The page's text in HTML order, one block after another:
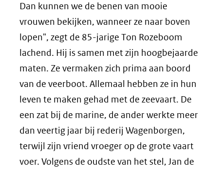
Dan kunnen we de benen van mooie
vrouwen bekijken, wanneer ze naar boven
lopen", zegt de 85-jarige Ton Rozeboom
lachend. Hij is samen met zijn hoogbejaarde
maten. Ze vermaken zich prima aan boord
van de veerboot. Allemaal hebben ze in hun
leven te maken gehad met de zeevaart. De
een zat bij de marine, de ander werkte meer
dan veertig jaar bij rederij Wagenborgen,
terwijl zijn vriend vroeger op de grote vaart
voer. Volgens de oudste van het stel, Jan de